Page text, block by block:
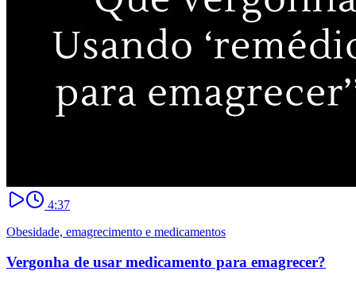
4:37
Obesidade, emagrecimento e medicamentos
Vergonha de usar medicamento para emagrecer?